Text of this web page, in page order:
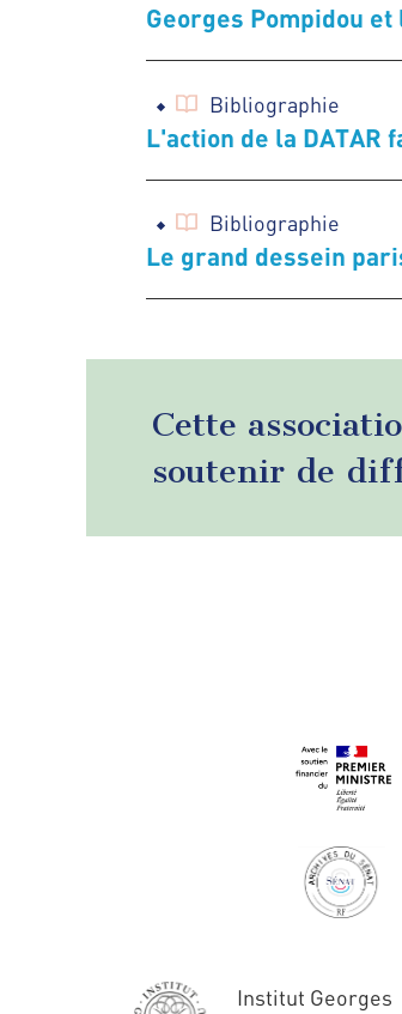
Georges Pompidou
Bibliographie
L'action de la DATAR
Bibliographie
Le grand dessein
Cette
soutenir de
Institut Georges